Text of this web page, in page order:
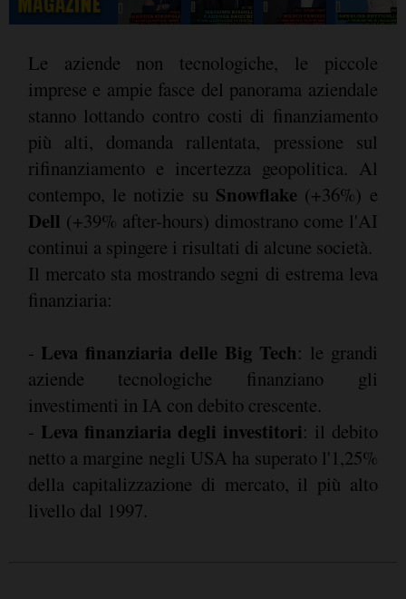
Le aziende non tecnologiche, le piccole
imprese e ampie fasce del panorama aziendale
stanno lottando contro costi di finanziamento
più alti, domanda rallentata, pressione sul
rifinanziamento e incertezza geopolitica. Al
contempo, le notizie su Snowflake (+36%) e
Dell (+39% after-hours) dimostrano come l'AI
continui a spingere i risultati di alcune società.
Il mercato sta mostrando segni di estrema leva
finanziaria:
- Leva finanziaria delle Big Tech: le grandi
aziende tecnologiche finanziano gli
investimenti in IA con debito crescente.
- Leva finanziaria degli investitori: il debito
netto a margine negli USA ha superato l'1,25%
della capitalizzazione di mercato, il più alto
livello dal 1997.